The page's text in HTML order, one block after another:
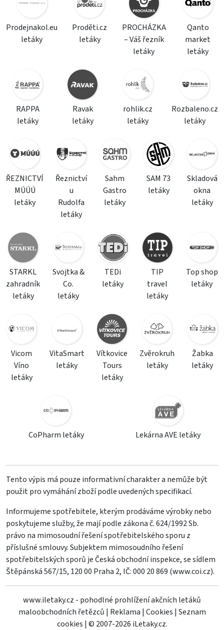
Prodejnakol.eu
letáky
Proděti.cz
letáky
PROCHÁZKA
– Váš řezník
letáky
Qanto
market
letáky
RAPPA
letáky
Ravak
letáky
rohlik.cz
letáky
Rozbaleno.cz
letáky
ŘEZNICTVÍ
MÚÚÚ
letáky
Řeznictví
u
Rudolfa
letáky
Sahm
Gastro
letáky
SAM 73
letáky
Skladová
okna
letáky
STARKL
zahradník
letáky
Svojtka &
Co.
letáky
TEDi
letáky
TIP
travel
letáky
Top shop
letáky
Vicom
Víno
letáky
VitaSmart
letáky
Vítkovice
Tours
letáky
Zvěrokruh
letáky
Žabka
letáky
CoPharm letáky Lekárna AVE letáky
Tento výpis má pouze informativní charakter a nemůže být
použit pro vymáhání zboží podle uvedených specifikací.
Informujeme spotřebitele, kterým prodáváme výrobky nebo
poskytujeme služby, že mají podle zákona č. 624/1992 Sb.
právo na mimosoudní řešení spotřebitelského sporu z
příslušné smlouvy. Subjektem mimosoudního řešení
spotřebitelských sporů je Česká obchodní inspekce, se sídlem
Štěpánská 567/15, 120 00 Praha 2, IČ: 000 20 869 (www.coi.cz).
www.iletaky.cz - pohodlné prohlížení akčních letáků
maloobchodních řetězců | Reklama | Cookies | Seznam
cookies | © 2007-2026 iLetaky.cz.